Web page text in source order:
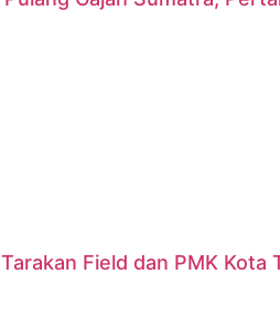
Field dan PMK